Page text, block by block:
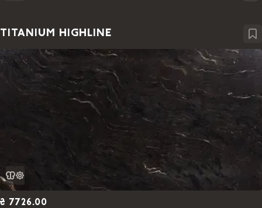
TITANIUM HIGHLINE
₴ 7726.00